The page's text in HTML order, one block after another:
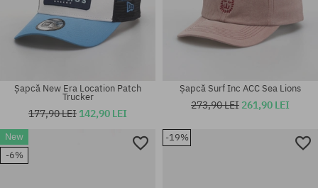
mărime universală
Șapcă New Era Location Patch
Trucker
177,90 LEI 142,90 LEI
Șapcă Surf Inc ACC Sea Lions
273,90 LEI 261,90 LEI
New
-6%
-19%